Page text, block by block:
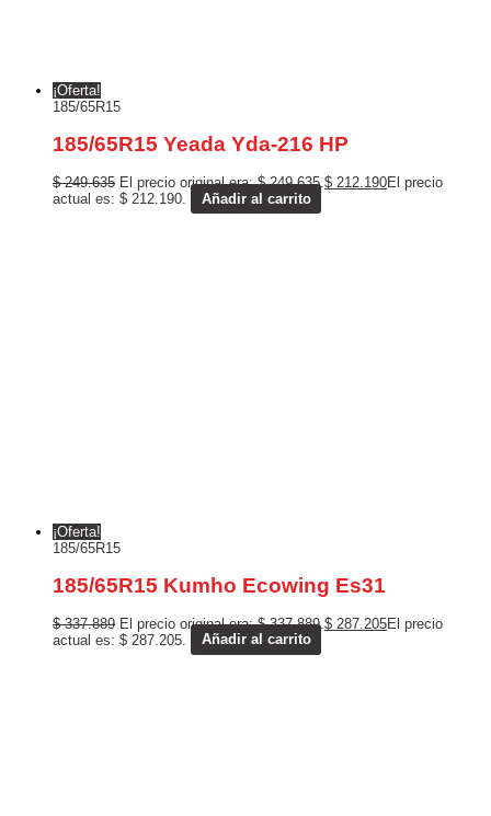
¡Oferta!
185/65R15
185/65R15 Yeada Yda-216 HP
$249.635 El precio original era: $ 249.635.$ 212.190El precio
actual es: $ 212.190.
Añadir al carrito
¡Oferta!
185/65R15
185/65R15 Kumho Ecowing Es31
$337.889 El precio original era: $ 337.889. $ 287.205El precio
actual es: $ 287.205.
Añadir al carrito